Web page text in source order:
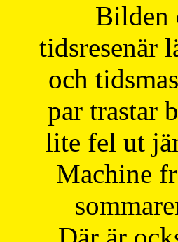
Bilden
tidsresenär
och
par trastar
lite fel ut
Machine